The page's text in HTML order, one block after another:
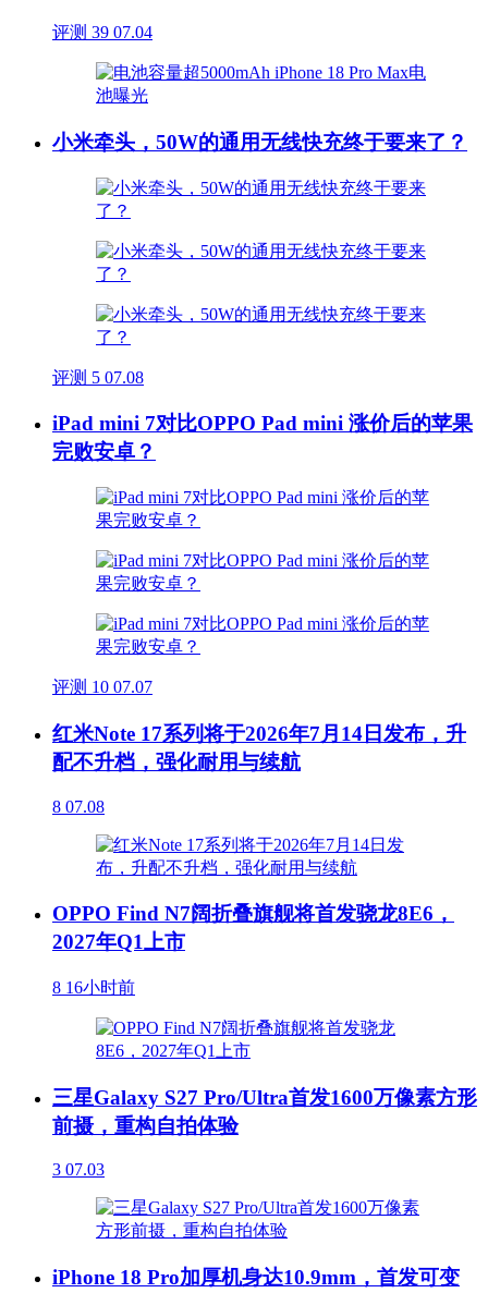
评测 39 07.04
小米牵头，50W的通用无线快充终于要来了？
评测 5 07.08
iPad mini 7对比OPPO Pad mini 涨价后的苹果
完败安卓？
评测 10 07.07
红米Note 17系列将于2026年7月14日发布，升
配不升档，强化耐用与续航
8 07.08
OPPO Find N7阔折叠旗舰将首发骁龙8E6，
2027年Q1上市
8 16小时前
三星Galaxy S27 Pro/Ultra首发1600万像素方形
前摄，重构自拍体验
3 07.03
iPhone 18 Pro加厚机身达10.9mm，首发可变